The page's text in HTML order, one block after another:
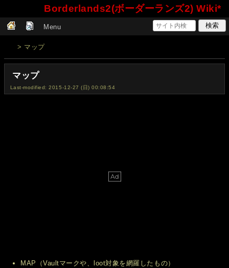
Borderlands2(ボーダーランズ2) Wiki*
Menu
> マップ
マップ
Last-modified: 2015-12-27 (日) 00:08:54
MAP（Vaultマークや、loot対象を網羅したもの）